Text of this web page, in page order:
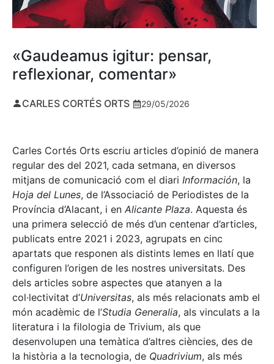
«Gaudeamus igitur: pensar,
reflexionar, comentar»
CARLES CORTÉS ORTS 29/05/2026
Carles Cortés Orts escriu articles d’opinió de manera
regular des del 2021, cada setmana, en diversos
mitjans de comunicació com el diari Información, la
Hoja del Lunes, de l’Associació de Periodistes de la
Província d’Alacant, i en Alicante Plaza. Aquesta és
una primera selecció de més d’un centenar d’articles,
publicats entre 2021 i 2023, agrupats en cinc
apartats que responen als distints lemes en llatí que
configuren l’origen de les nostres universitats. Des
dels articles sobre aspectes que atanyen a la
col·lectivitat d’Universitas, als més relacionats amb el
món acadèmic de l’Studia Generalia, als vinculats a la
literatura i la filologia de Trivium, als que
desenvolupen una temàtica d’altres ciències, des de
la història a la tecnologia, de Quadrivium, als més